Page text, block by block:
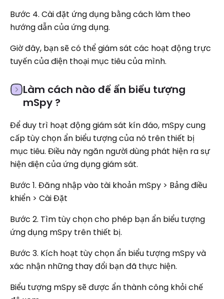
Bước 4. Cài đặt ứng dụng bằng cách làm theo
hướng dẫn của ứng dụng.
Giờ đây, bạn sẽ có thể giám sát các hoạt động trực
tuyến của điện thoại mục tiêu của mình.
Làm cách nào để ẩn biểu tượng
mSpy ?
Để duy trì hoạt động giám sát kín đáo, mSpy cung
cấp tùy chọn ẩn biểu tượng của nó trên thiết bị
mục tiêu. Điều này ngăn người dùng phát hiện ra sự
hiện diện của ứng dụng giám sát.
Bước 1. Đăng nhập vào tài khoản mSpy > Bảng điều
khiển > Cài Đặt
Bước 2. Tìm tùy chọn cho phép bạn ẩn biểu tượng
ứng dụng mSpy trên thiết bị.
Bước 3. Kích hoạt tùy chọn ẩn biểu tượng mSpy và
xác nhận những thay đổi bạn đã thực hiện.
Biểu tượng mSpy sẽ được ẩn thành công khỏi chế